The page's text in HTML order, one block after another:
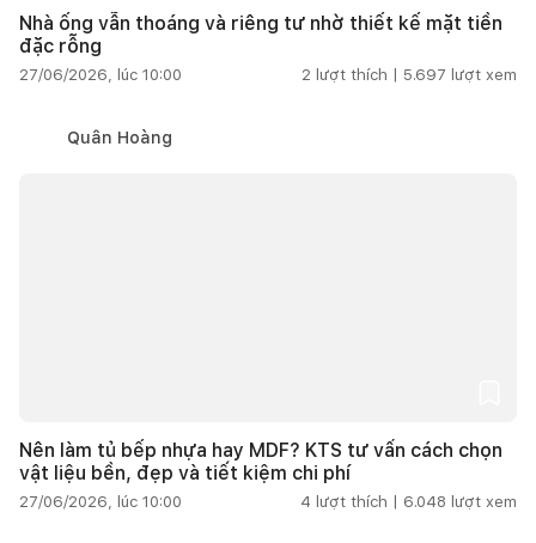
Nhà ống vẫn thoáng và riêng tư nhờ thiết kế mặt tiền
đặc rỗng
27/06/2026, lúc 10:00 2 lượt thích | 5.697 lượt xem
Quân Hoàng
Nên làm tủ bếp nhựa hay MDF? KTS tư vấn cách chọn
vật liệu bền, đẹp và tiết kiệm chi phí
27/06/2026, lúc 10:00 4 lượt thích | 6.048 lượt xem